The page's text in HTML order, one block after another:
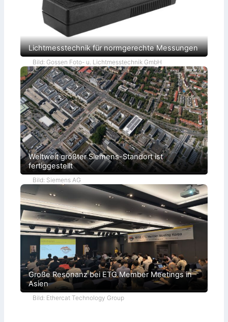
Lichtmesstechnik für normgerechte Messungen
Bild: Gossen Foto- u. Lichtmesstechnik GmbH
Weltweit größter Siemens-Standort ist
fertiggestellt
Bild: Siemens AG
Große Resonanz bei ETG Member Meetings in
Asien
Bild: Ethercat Technology Group